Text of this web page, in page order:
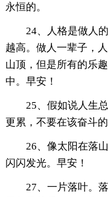
永恒的。
24、人格是做人
越高。做人一辈子，
山顶，但是所有的乐
中。早安！
25、假如说人生
更累，不要在该奋斗
26、像太阳在落
闪闪发光。早安！
27、一片落叶。